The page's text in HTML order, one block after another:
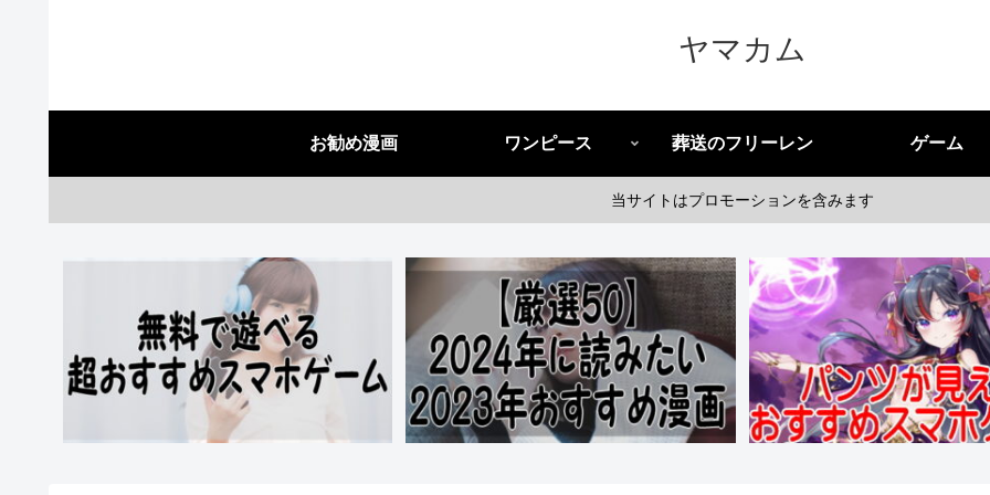
ヤマカム
お勧め漫画 ワンピース 葬送のフリーレン ゲーム
当サイトはプロモーションを含みます